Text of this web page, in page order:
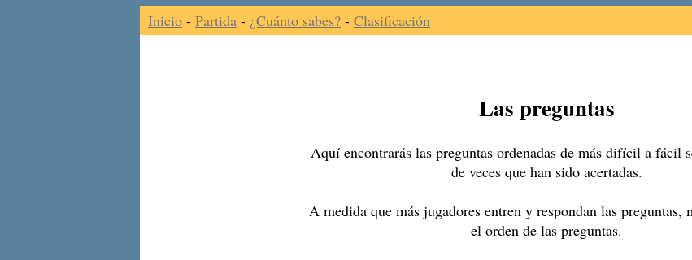
Inicio - Partida - ¿Cuánto sabes? - Clasificación
Las preguntas
Aquí encontrarás las preguntas ordenadas de más difícil a fácil
de veces que han sido acertadas.
A medida que más jugadores entren y respondan las preguntas,
el orden de las preguntas.